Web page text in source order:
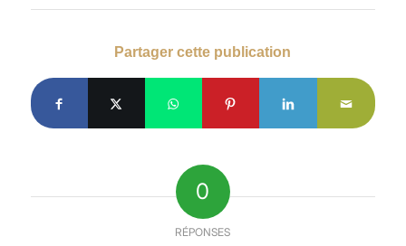
Partager cette publication
0
RÉPONSES